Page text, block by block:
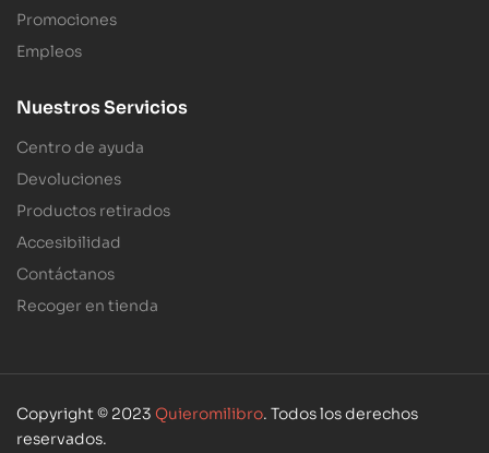
Promociones
Empleos
Nuestros Servicios
Centro de ayuda
Devoluciones
Productos retirados
Accesibilidad
Contáctanos
Recoger en tienda
Copyright © 2023 Quieromilibro. Todos los derechos
reservados.